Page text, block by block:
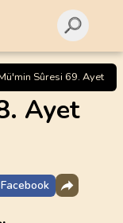
Sûresi 69. Ayet
Ayet
Facebook